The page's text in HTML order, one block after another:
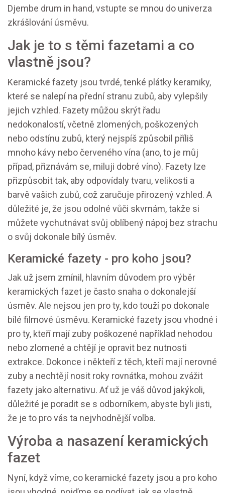
Djembe drum in hand, vstupte se mnou do univerza
zkrášlování úsměvu.
Jak je to s těmi fazetami a co
vlastně jsou?
Keramické fazety jsou tvrdé, tenké plátky keramiky,
které se nalepí na přední stranu zubů, aby vylepšily
jejich vzhled. Fazety můžou skrýt řadu
nedokonalostí, včetně zlomených, poškozených
nebo odstínu zubů, který nejspíš způsobil příliš
mnoho kávy nebo červeného vína (ano, to je můj
případ, přiznávám se, miluji dobré víno). Fazety lze
přizpůsobit tak, aby odpovídaly tvaru, velikosti a
barvě vašich zubů, což zaručuje přirozený vzhled. A
důležité je, že jsou odolné vůči skvrnám, takže si
můžete vychutnávat svůj oblíbený nápoj bez strachu
o svůj dokonale bílý úsměv.
Keramické fazety - pro koho jsou?
Jak už jsem zmínil, hlavním důvodem pro výběr
keramických fazet je často snaha o dokonalejší
úsměv. Ale nejsou jen pro ty, kdo touží po dokonale
bílé filmové úsměvu. Keramické fazety jsou vhodné i
pro ty, kteří mají zuby poškozené například nehodou
nebo zlomené a chtějí je opravit bez nutnosti
extrakce. Dokonce i někteří z těch, kteří mají nerovné
zuby a nechtějí nosit roky rovnátka, mohou zvážit
fazety jako alternativu. Ať už je váš důvod jakýkoli,
důležité je poradit se s odborníkem, abyste byli jisti,
že je to pro vás ta nejvhodnější volba.
Výroba a nasazení keramických
fazet
Nyní, když víme, co keramické fazety jsou a pro koho